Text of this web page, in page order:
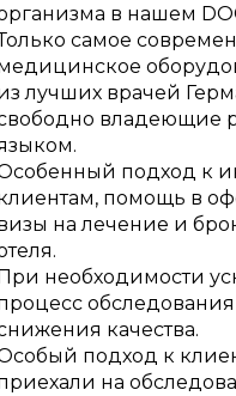
в нашем
самое
лучших врачей
владеющие
подход к
помощь в
на лечение и
При необходимости
обследования
качества.
подход к
на